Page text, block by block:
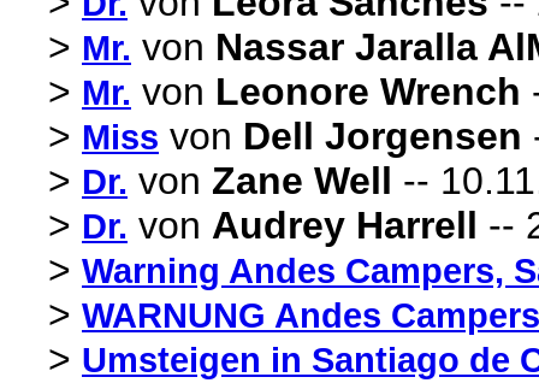
> Mr. von Nassar Jaralla
> Mr. von Leonore Wrench
> Miss von Dell Jorgensen
> Dr. von Zane Well --
> Dr. von Audrey Harrell --
> Warning Andes Campers,
> WARNUNG Andes Campers
> Umsteigen in Santiago de